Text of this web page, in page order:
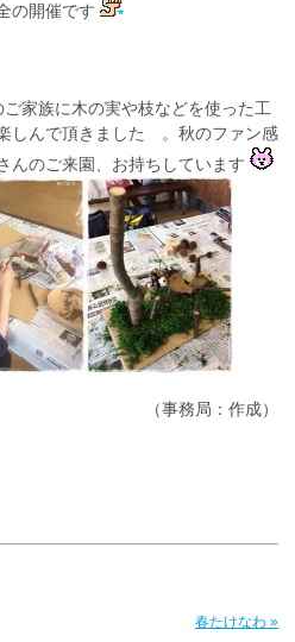
の開催です
家族に木の実や枝などを使った工
しんで頂きました 。秋のファン感
んのご来園、お持ちしています
（事務局：作成）
春たけなわ »